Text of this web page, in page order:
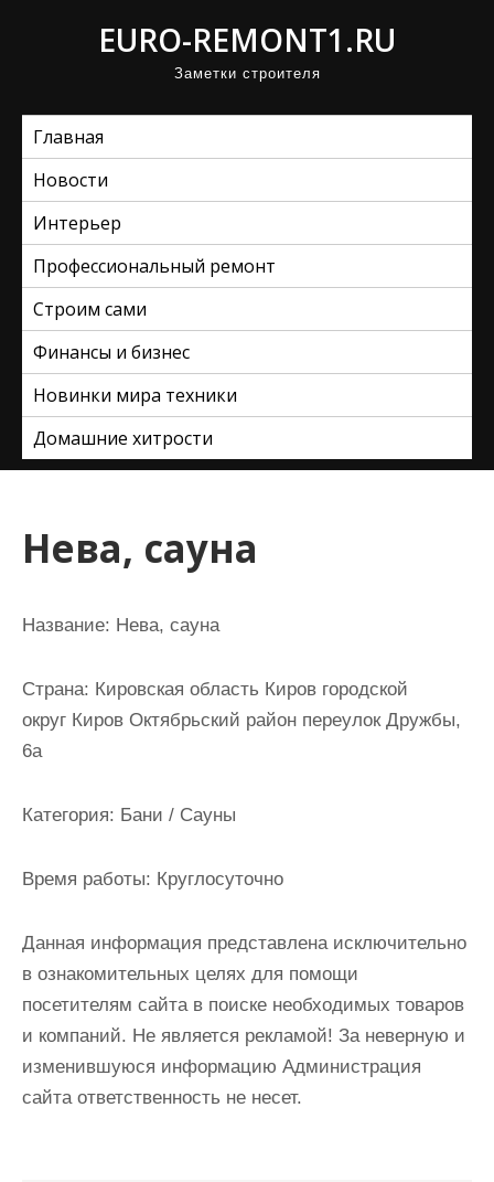
EURO-REMONT1.RU
Заметки строителя
Главная
Новости
Интерьер
Профессиональный ремонт
Строим сами
Финансы и бизнес
Новинки мира техники
Домашние хитрости
Нева, сауна
Название: Нева, сауна
Страна: Кировская область Киров городской
округ Киров Октябрьский район переулок Дружбы,
6а
Категория: Бани / Сауны
Время работы: Круглосуточно
Данная информация представлена исключительно
в ознакомительных целях для помощи
посетителям сайта в поиске необходимых товаров
и компаний. Не является рекламой! За неверную и
изменившуюся информацию Администрация
сайта ответственность не несет.